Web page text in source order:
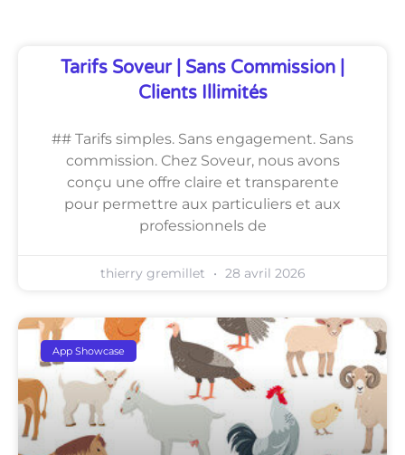
Tarifs Soveur | Sans Commission |
Clients Illimités
## Tarifs simples. Sans engagement. Sans
commission. Chez Soveur, nous avons
conçu une offre claire et transparente
pour permettre aux particuliers et aux
professionnels de
thierry gremillet 28 avril 2026
App Showcase